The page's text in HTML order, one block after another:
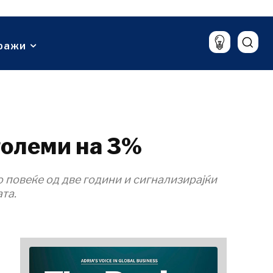
Храна & Пијалаци
на 3%
од две години и сигнализирајќи